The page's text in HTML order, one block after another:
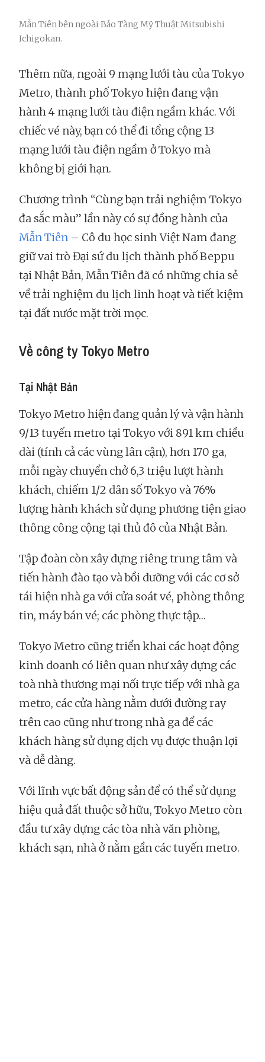
Mẫn Tiên bên ngoài Bảo Tàng Mỹ Thuật Mitsubishi
Ichigokan.
Thêm nữa, ngoài 9 mạng lưới tàu của Tokyo
Metro, thành phố Tokyo hiện đang vận
hành 4 mạng lưới tàu điện ngầm khác. Với
chiếc vé này, bạn có thể đi tổng cộng 13
mạng lưới tàu điện ngầm ở Tokyo mà
không bị giới hạn.
Chương trình “Cùng bạn trải nghiệm Tokyo
đa sắc màu” lần này có sự đồng hành của
Mẫn Tiên – Cô du học sinh Việt Nam đang
giữ vai trò Đại sứ du lịch thành phố Beppu
tại Nhật Bản, Mẫn Tiên đã có những chia sẻ
về trải nghiệm du lịch linh hoạt và tiết kiệm
tại đất nước mặt trời mọc.
Về công ty Tokyo Metro
Tại Nhật Bản
Tokyo Metro hiện đang quản lý và vận hành
9/13 tuyến metro tại Tokyo với 891 km chiều
dài (tính cả các vùng lân cận), hơn 170 ga,
mỗi ngày chuyển chở 6,3 triệu lượt hành
khách, chiếm 1/2 dân số Tokyo và 76%
lượng hành khách sử dụng phương tiện giao
thông công cộng tại thủ đô của Nhật Bản.
Tập đoàn còn xây dựng riêng trung tâm và
tiến hành đào tạo và bồi dưỡng với các cơ sở
tái hiện nhà ga với cửa soát vé, phòng thông
tin, máy bán vé; các phòng thực tập…
Tokyo Metro cũng triển khai các hoạt động
kinh doanh có liên quan như xây dựng các
toà nhà thương mại nối trực tiếp với nhà ga
metro, các cửa hàng nằm dưới đường ray
trên cao cũng như trong nhà ga để các
khách hàng sử dụng dịch vụ được thuận lợi
và dễ dàng.
Với lĩnh vực bất động sản để có thể sử dụng
hiệu quả đất thuộc sở hữu, Tokyo Metro còn
đầu tư xây dựng các tòa nhà văn phòng,
khách sạn, nhà ở nằm gần các tuyến metro.